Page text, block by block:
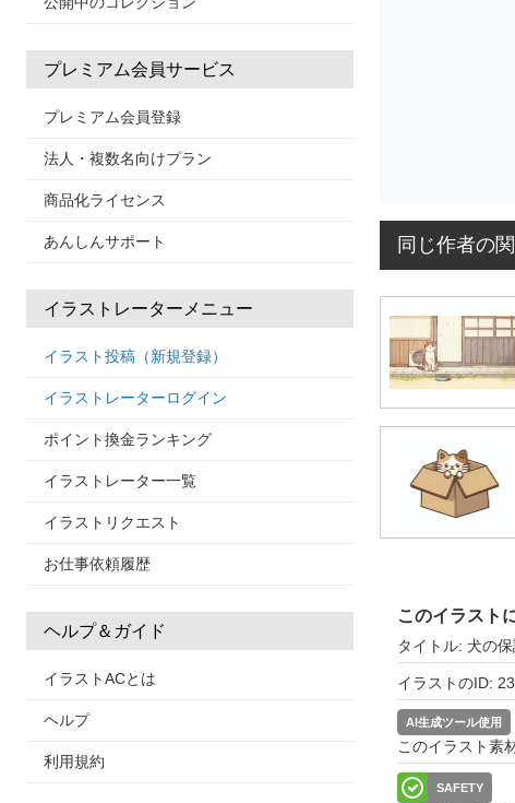
プレミアム会員サービス
プレミアム会員登録
法人・複数名向けプラン
商品化ライセンス
あんしんサポート
イラストレーターメニュー
イラスト投稿（新規登録）
イラストレーターログイン
ポイント換金ランキング
イラストレーター一覧
イラストリクエスト
お仕事依頼履歴
ヘルプ＆ガイド
イラストACとは
ヘルプ
利用規約
同じ作者の
このイラスト
タイトル: 犬の
イラストのID:
AI生成ツール使用
このイラスト素
SAFETY